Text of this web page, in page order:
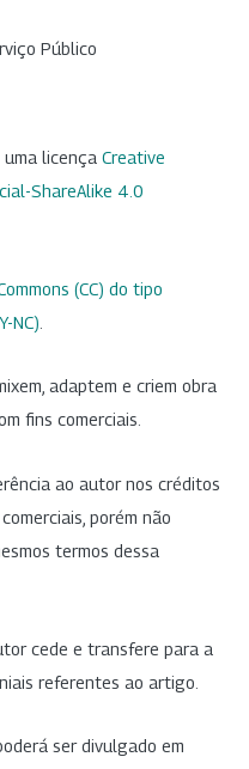
Público
licença Creative
ShareAlike 4.0
(CC) do tipo
NC)
adaptem e criem obra
fins comerciais.
ao autor nos créditos
porém não
termos dessa
cede e transfere para a
referentes ao artigo.
ser divulgado em